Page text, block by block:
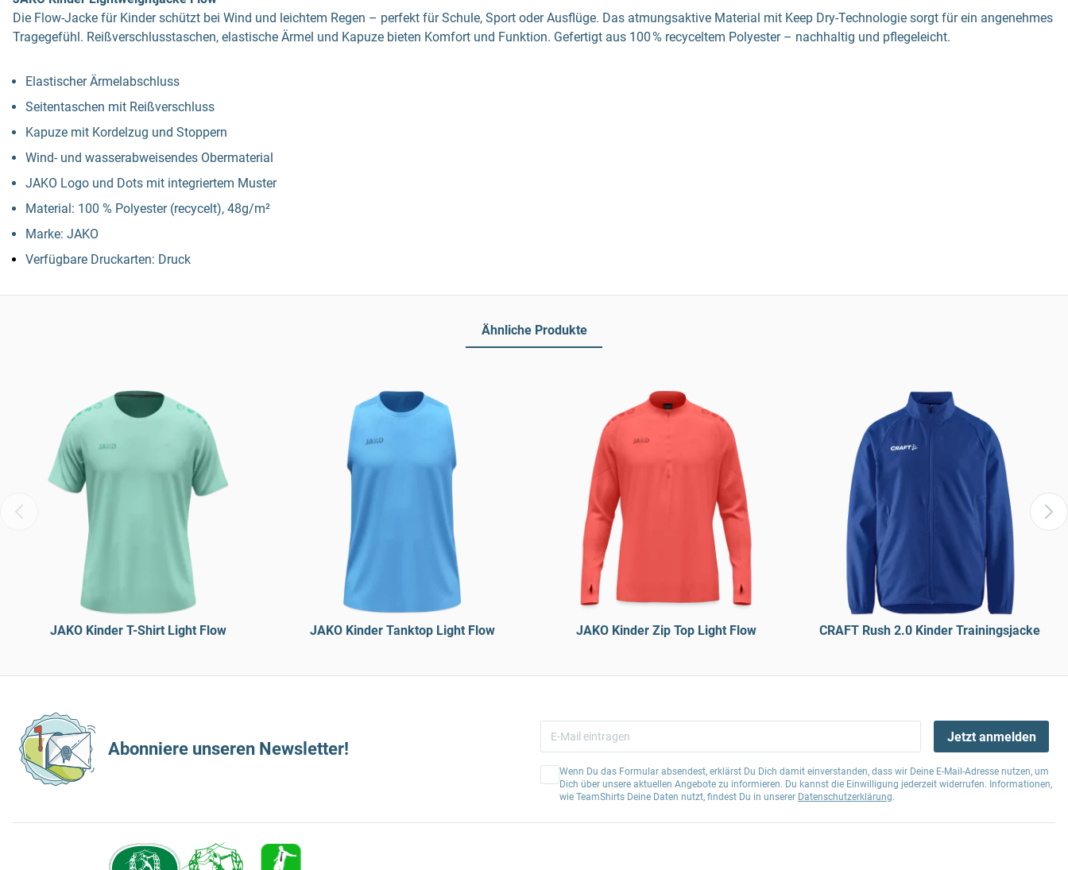
Die Flow-Jacke für Kinder schützt bei Wind und leichtem Regen – perfekt für Schule, Sport oder Ausflüge. Das atmungsaktive Material mit Keep Dry-Technologie sorgt für ein angenehmes
Tragegefühl. Reißverschlusstaschen, elastische Ärmel und Kapuze bieten Komfort und Funktion. Gefertigt aus 100 % recyceltem Polyester – nachhaltig und pflegeleicht.
Elastischer Ärmelabschluss
Seitentaschen mit Reißverschluss
Kapuze mit Kordelzug und Stoppern
Wind- und wasserabweisendes Obermaterial
JAKO Logo und Dots mit integriertem Muster
Material: 100 % Polyester (recycelt), 48g/m²
Marke: JAKO
Verfügbare Druckarten: Druck
Ähnliche Produkte
JAKO Kinder T-Shirt Light Flow JAKO Kinder Tanktop Light Flow JAKO Kinder Zip Top Light Flow CRAFT Rush 2.0 Kinder Trainingsjacke
Abonniere unseren Newsletter!
Jetzt anmelden
Wenn Du das Formular absendest, erklärst Du Dich damit einverstanden, dass wir Deine E-Mail-Adresse nutzen, um
Dich über unsere aktuellen Angebote zu informieren. Du kannst die Einwilligung jederzeit widerrufen. Informationen,
wie TeamShirts Deine Daten nutzt, findest Du in unserer Datenschutzerklärung.